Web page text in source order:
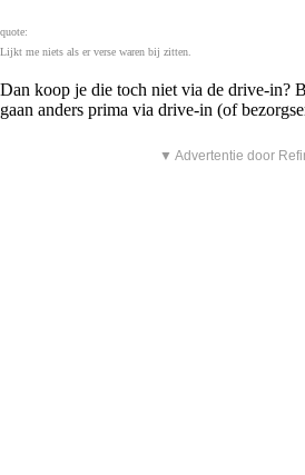
quote:
Lijkt me niets als er verse waren bij zitten.
Dan koop je die toch niet via de drive-in?
gaan anders prima via drive-in (of
▼ Advertentie door